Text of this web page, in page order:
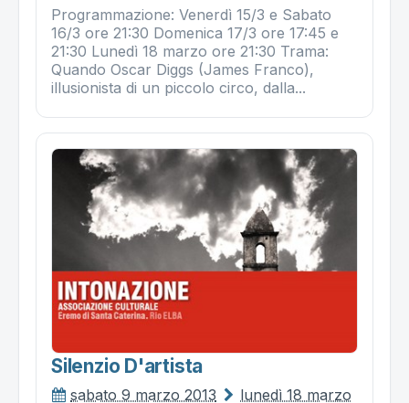
Programmazione: Venerdì 15/3 e Sabato
16/3 ore 21:30 Domenica 17/3 ore 17:45 e
21:30 Lunedì 18 marzo ore 21:30 Trama:
Quando Oscar Diggs (James Franco),
illusionista di un piccolo circo, dalla...
Silenzio D'artista
sabato 9 marzo 2013 lunedì 18 marzo